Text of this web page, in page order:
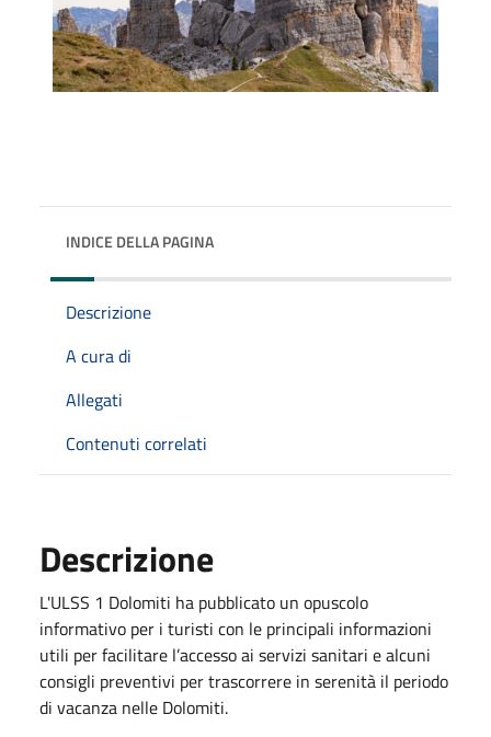
INDICE DELLA PAGINA
Descrizione
A cura di
Allegati
Contenuti correlati
Descrizione
L'ULSS 1 Dolomiti ha pubblicato un opuscolo
informativo per i turisti con le principali informazioni
utili per facilitare l’accesso ai servizi sanitari e alcuni
consigli preventivi per trascorrere in serenità il periodo
di vacanza nelle Dolomiti.